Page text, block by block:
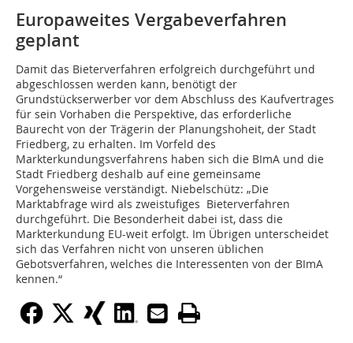
Europaweites Vergabeverfahren
geplant
Damit das Bieterverfahren erfolgreich durchgeführt und
abgeschlossen werden kann, benötigt der
Grundstückserwerber vor dem Abschluss des Kaufvertrages
für sein Vorhaben die Perspektive, das erforderliche
Baurecht von der Trägerin der Planungshoheit, der Stadt
Friedberg, zu erhalten. Im Vorfeld des
Markterkundungsverfahrens haben sich die BImA und die
Stadt Friedberg deshalb auf eine gemeinsame
Vorgehensweise verständigt. Niebelschütz: „Die
Marktabfrage wird als zweistufiges Bieterverfahren
durchgeführt. Die Besonderheit dabei ist, dass die
Markterkundung EU-weit erfolgt. Im Übrigen unterscheidet
sich das Verfahren nicht von unseren üblichen
Gebotsverfahren, welches die Interessenten von der BImA
kennen.“